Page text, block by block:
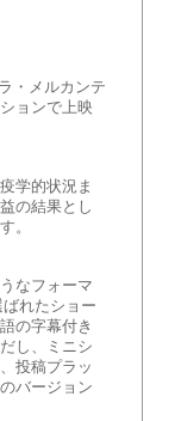
・メルカンテ
ョンで上映
学的状況ま
の結果とし
。
なフォーマ
れたショー
の字幕付き
し、ミニシ
投稿プラッ
バージョン